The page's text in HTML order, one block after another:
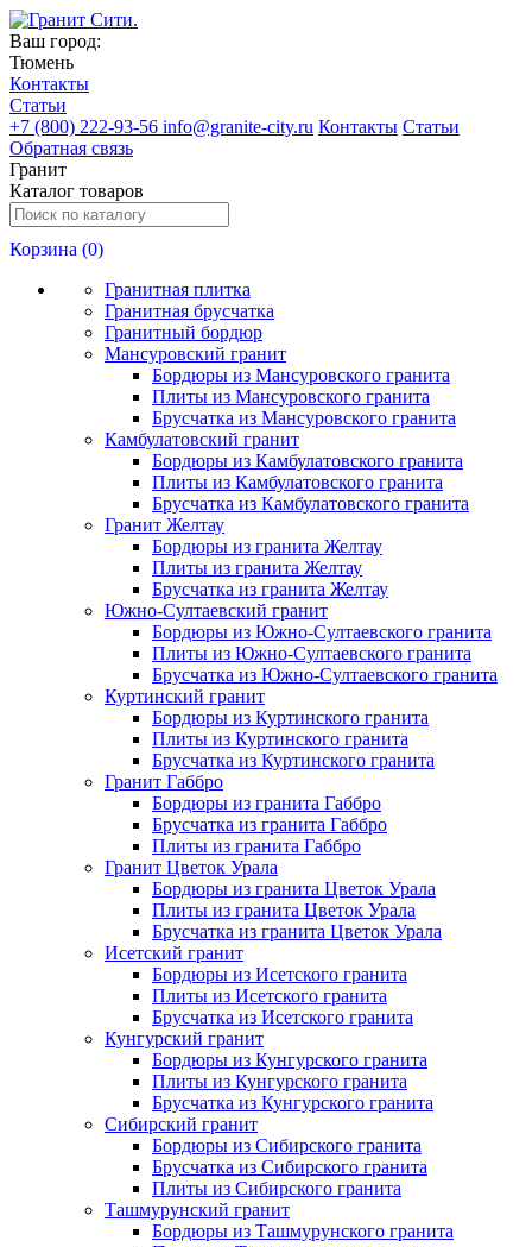
Ваш город:
Тюмень
Контакты
Статьи
+7 (800) 222-93-56 info@granite-city.ru Контакты Статьи
Обратная связь
Гранит
Каталог товаров
Корзина (0)
Гранитная плитка
Гранитная брусчатка
Гранитный бордюр
Мансуровский гранит
Бордюры из Мансуровского гранита
Плиты из Мансуровского гранита
Брусчатка из Мансуровского гранита
Камбулатовский гранит
Бордюры из Камбулатовского гранита
Плиты из Камбулатовского гранита
Брусчатка из Камбулатовского гранита
Гранит Желтау
Бордюры из гранита Желтау
Плиты из гранита Желтау
Брусчатка из гранита Желтау
Южно-Султаевский гранит
Бордюры из Южно-Султаевского гранита
Плиты из Южно-Султаевского гранита
Брусчатка из Южно-Султаевского гранита
Куртинский гранит
Бордюры из Куртинского гранита
Плиты из Куртинского гранита
Брусчатка из Куртинского гранита
Гранит Габбро
Бордюры из гранита Габбро
Брусчатка из гранита Габбро
Плиты из гранита Габбро
Гранит Цветок Урала
Бордюры из гранита Цветок Урала
Плиты из гранита Цветок Урала
Брусчатка из гранита Цветок Урала
Исетский гранит
Бордюры из Исетского гранита
Плиты из Исетского гранита
Брусчатка из Исетского гранита
Кунгурский гранит
Бордюры из Кунгурского гранита
Плиты из Кунгурского гранита
Брусчатка из Кунгурского гранита
Сибирский гранит
Бордюры из Сибирского гранита
Брусчатка из Сибирского гранита
Плиты из Сибирского гранита
Ташмурунский гранит
Бордюры из Ташмурунского гранита